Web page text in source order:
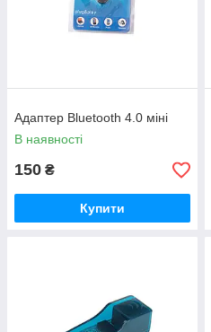
Адаптер Bluetooth 4.0 міні
В наявності
150 ₴
Купити